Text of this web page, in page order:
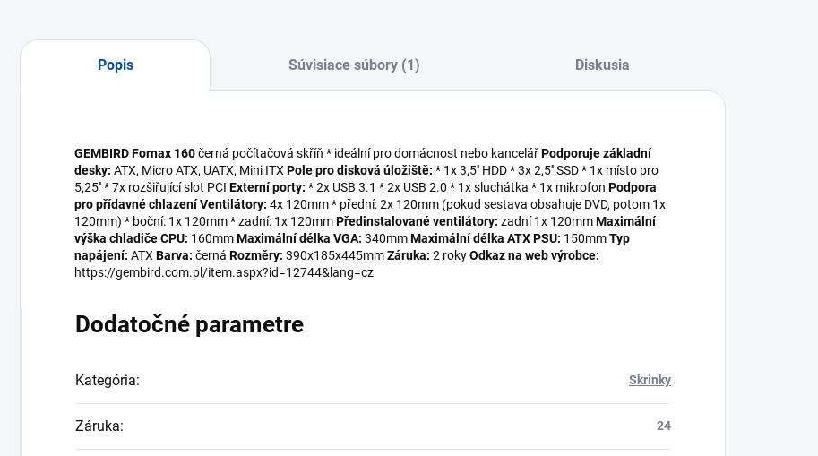
Popis Súvisiace súbory (1) Diskusia
GEMBIRD Fornax 160černá počítačová skříň * ideální pro domácnost nebo kancelářPodporuje základní
desky: ATX, Micro ATX, UATX, Mini ITX Pole pro disková úložiště: * 1x 3,5'' HDD * 3x 2,5'' SSD * 1x místo pro
5,25'' * 7x rozšiřující slot PCI Externí porty: * 2x USB 3.1 * 2x USB 2.0 * 1x sluchátka * 1x mikrofon Podpora
pro přídavné chlazeníVentilátory: 4x 120mm * přední: 2x 120mm (pokud sestava obsahuje DVD, potom 1x
120mm) * boční: 1x 120mm * zadní: 1x 120mmPředinstalované ventilátory: zadní 1x 120mmMaximální
výška chladiče CPU: 160mmMaximální délka VGA: 340mmMaximální délka ATX PSU: 150mmTyp
napájení: ATX Barva: černá Rozměry: 390x185x445mmZáruka: 2 rokyOdkaz na web výrobce:
https://gembird.com.pl/item.aspx?id=12744&lang=cz
Dodatočné parametre
Kategória: Skrinky
Záruka: 24